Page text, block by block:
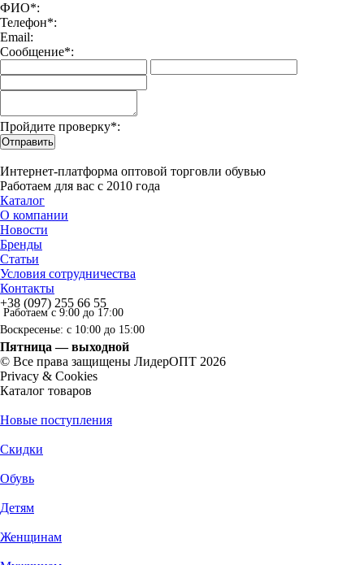
ФИО*:
Телефон*:
Email:
Сообщение*:
Пройдите проверку*:
Отправить
Интернет-платформа оптовой торговли обувью
Работаем для вас с 2010 года
Каталог
О компании
Новости
Бренды
Статьи
Условия сотрудничества
Контакты
+38 (097) 255 66 55
Работаем с 9:00 до 17:00
Воскресенье: с 10:00 до 15:00
Пятница — выходной
© Все права защищены ЛидерОПТ 2026
Privacy & Cookies
Каталог товаров
Новые поступления
Скидки
Обувь
Детям
Женщинам